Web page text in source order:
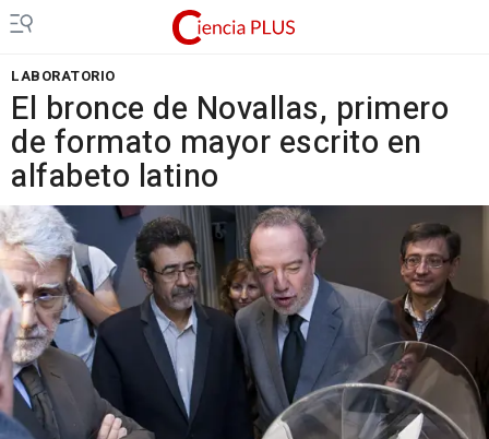
LABORATORIO
El bronce de Novallas, primero
de formato mayor escrito en
alfabeto latino